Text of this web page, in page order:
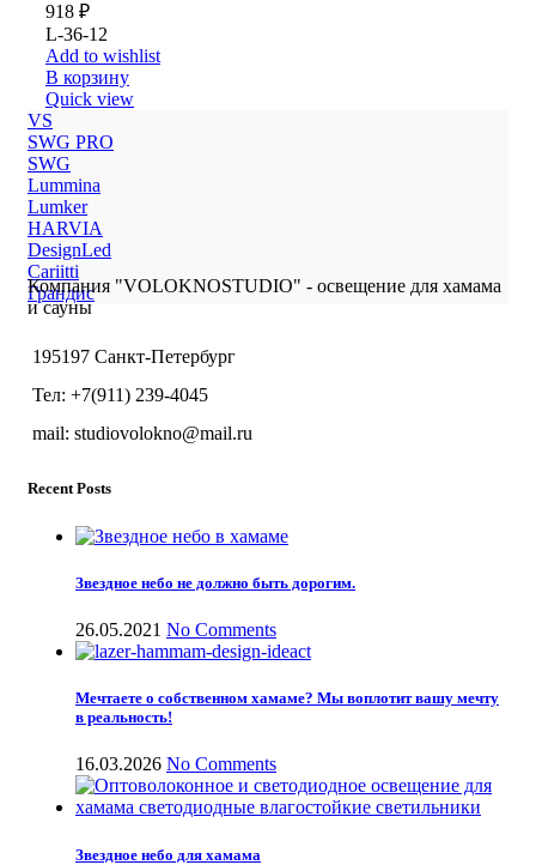
918 ₽
L-36-12
Add to wishlist
В корзину
Quick view
VS
SWG PRO
SWG
Lummina
Lumker
HARVIA
DesignLed
Cariitti
Грандис
Компания "VOLOKNOSTUDIO" - освещение для хамама
и сауны
195197 Санкт-Петербург
Тел: +7(911) 239-4045
mail: studiovolokno@mail.ru
Recent Posts
Звездное небо не должно быть дорогим.
26.05.2021 No Comments
Мечтаете о собственном хамаме? Мы воплотит вашу мечту
в реальность!
16.03.2026 No Comments
Звездное небо для хамама